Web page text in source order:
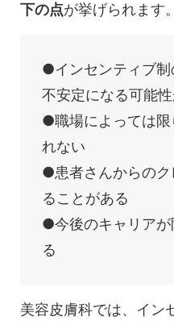
下の点が挙げられます。
●インセンティブ
不安定になる可能
●職場によっては限
れない
●患者さんからの
ることがある
●今後のキャリアが
る
美容皮膚科では、イン